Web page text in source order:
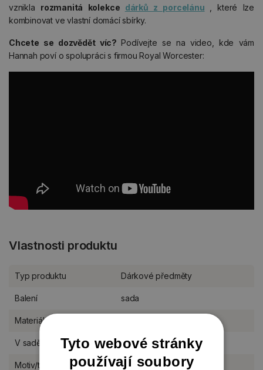
vznikla rozmanitá kolekce dárků z porcelánu
, které lze
kombinovat ve vlastní domácí sbírky.
Chcete se dozvědět víc?Podívejte se na video, kde vám
Hannah poví o spolupráci s firmou Royal Worcester:
Vlastnosti produktu
Typ produktu Dárkové předměty
Balení sada
Materiál
V sadě 2 kusy
Motiv/téma Vánoce a advent
Tyto webové stránky
používají soubory